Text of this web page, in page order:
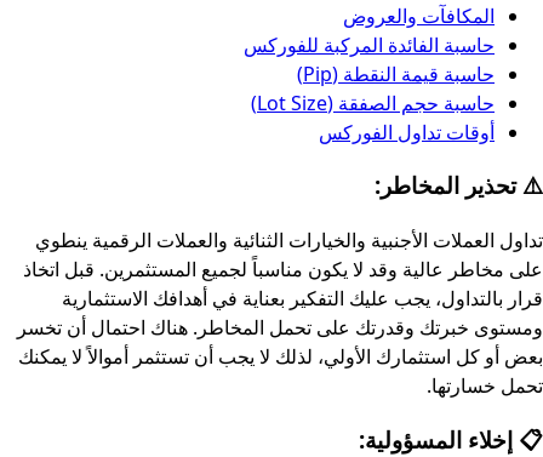
المكافآت والعروض
حاسبة الفائدة المركبة للفوركس
حاسبة قيمة النقطة (Pip)
حاسبة حجم الصفقة (Lot Size)
أوقات تداول الفوركس
⚠️ تحذير المخاطر:
تداول العملات الأجنبية والخيارات الثنائية والعملات الرقمية ينطوي
على مخاطر عالية وقد لا يكون مناسباً لجميع المستثمرين. قبل اتخاذ
قرار بالتداول، يجب عليك التفكير بعناية في أهدافك الاستثمارية
ومستوى خبرتك وقدرتك على تحمل المخاطر. هناك احتمال أن تخسر
بعض أو كل استثمارك الأولي، لذلك لا يجب أن تستثمر أموالاً لا يمكنك
تحمل خسارتها.
📋 إخلاء المسؤولية: